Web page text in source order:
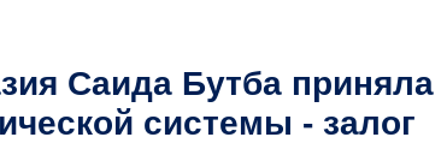
Саида Бутба приняла
системы - залог